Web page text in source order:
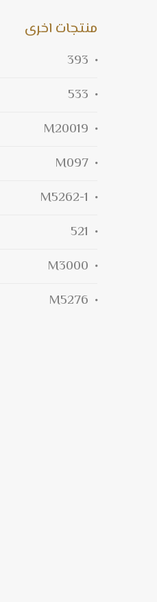
منتجات اخرى
393
533
M20019
M097
M5262-1
521
M3000
M5276